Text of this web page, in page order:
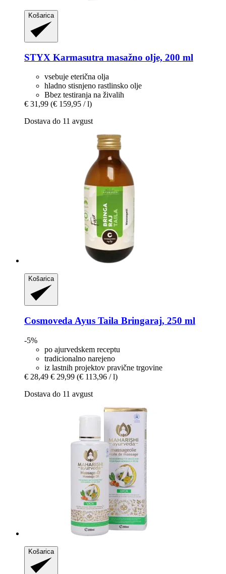
Košarica
STYX Karmasutra masažno olje, 200 ml
vsebuje eterična olja
hladno stisnjeno rastlinsko olje
Bbez testiranja na živalih
€ 31,99 (€ 159,95 / l)
Dostava do 11 avgust
Košarica
Cosmoveda Ayus Taila Bringaraj, 250 ml
-5%
po ajurvedskem receptu
tradicionalno narejeno
iz lastnih projektov pravične trgovine
€ 28,49 € 29,99 (€ 113,96 / l)
Dostava do 11 avgust
Košarica